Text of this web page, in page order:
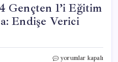
Gençten 1’i Eğitim
Endişe Verici
**
yorumlar kapalı